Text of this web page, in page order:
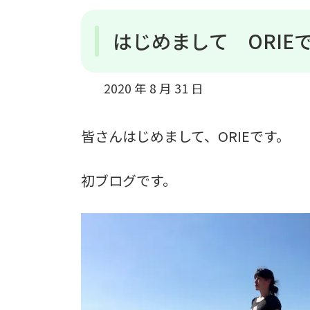
はじめまして ORIE
2020 年 8 月 31 日
皆さんはじめまして、ORIEです。
初ブログです。